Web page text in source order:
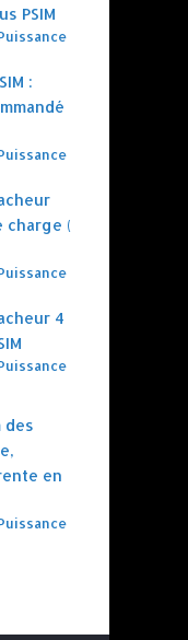
PSIM
:
charge (
4
des
en